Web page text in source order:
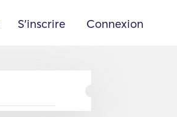
S'inscrire Connexion